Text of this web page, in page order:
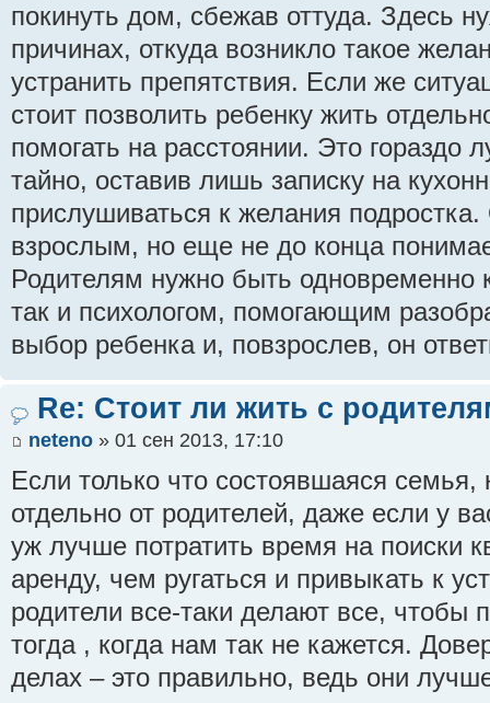
покинуть дом, сбежав оттуда. Здесь
причинах, откуда возникло такое
устранить препятствия. Если же
стоит позволить ребенку жить
помогать на расстоянии. Это гораздо
тайно, оставив лишь записку на
прислушиваться к желания
взрослым, но еще не до конца
Родителям нужно быть одновременно
так и психологом, помогающим
выбор ребенка и, повзрослев, он
Re: Стоит ли жить с
neteno » 01 сен 2013, 17:10
Если только что состоявшаяся
отдельно от родителей, даже если у
уж лучше потратить время на поиски
аренду, чем ругаться и привыкать к
родители все-таки делают все,
тогда , когда нам так не кажется.
делах – это правильно, ведь они